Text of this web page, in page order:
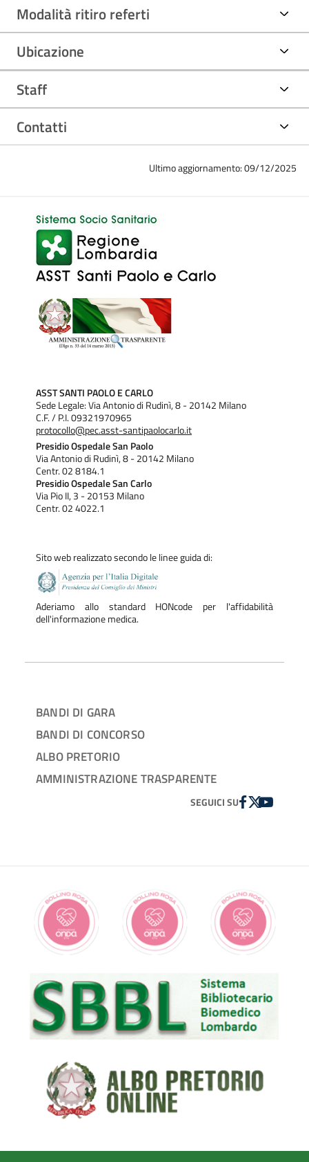
epatopatie croniche virali e colestatiche;
malattie autoimmuni del fegato (Presidio San Paolo);
Morbo di Wilson (Presidio San Paolo);
Modalità ritiro referti
Ubicazione
Staff
Contatti
Ultimo aggiornamento: 09/12/2025
ASST SANTI PAOLO E CARLO
Sede Legale: Via Antonio di Rudinì, 8 - 20142 Milano
C.F. / P.I. 09321970965
protocollo@pec.asst-santipaolocarlo.it
Presidio Ospedale San Paolo
Via Antonio di Rudinì, 8 - 20142 Milano
Centr. 02 8184.1
Presidio Ospedale San Carlo
Via Pio II, 3 - 20153 Milano
Centr. 02 4022.1
Sito web realizzato secondo le linee guida di:
Aderiamo allo standard HONcode per l'affidabilità
dell'informazione medica.
BANDI DI GARA
BANDI DI CONCORSO
ALBO PRETORIO
AMMINISTRAZIONE TRASPARENTE
SEGUICI SUFACEBOOK
TWITTER
YOUTUBE